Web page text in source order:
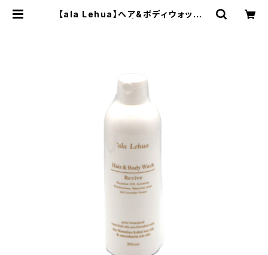
【ala Lehua】ヘア&ボディウォッシュ